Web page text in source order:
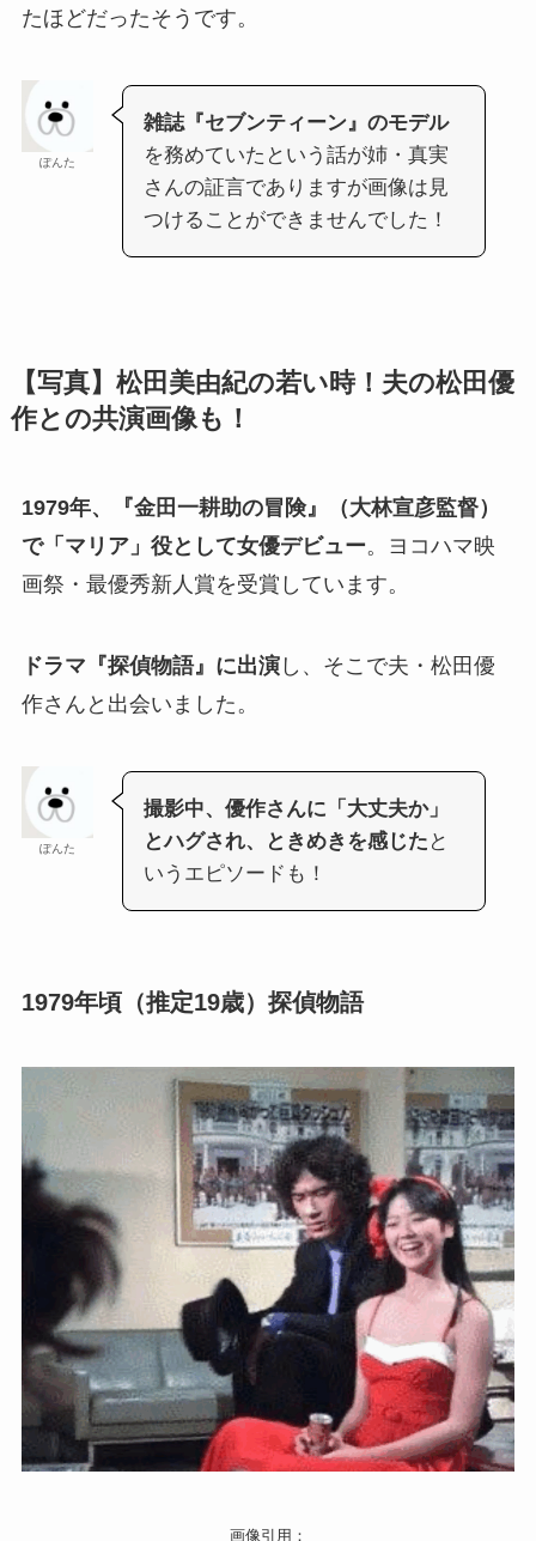
たほどだったそうです。
ぽんた
雑誌『セブンティーン』のモデル
を務めていたという話が姉・真実
さんの証言でありますが画像は見
つけることができませんでした！
【写真】松田美由紀の若い時！夫の松田優
作との共演画像も！
1979年、『金田一耕助の冒険』（大林宣彦監督）
で「マリア」役として女優デビュー。ヨコハマ映
画祭・最優秀新人賞を受賞しています。
ドラマ『探偵物語』に出演し、そこで夫・松田優
作さんと出会いました。
ぽんた
撮影中、優作さんに「大丈夫か」
とハグされ、ときめきを感じた と
いうエピソードも！
1979年頃（推定19歳）探偵物語
画像引用：